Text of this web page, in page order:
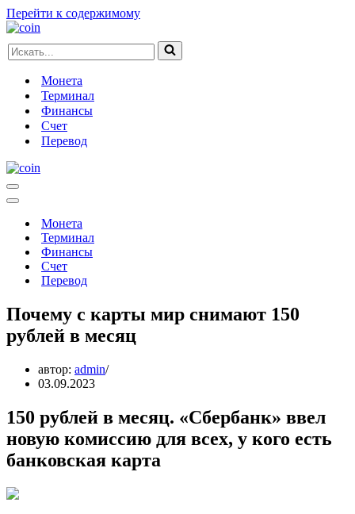
Перейти к содержимому
Искать...
Монета
Терминал
Финансы
Счет
Перевод
Меню
навигации
Меню
навигацииМонета
Терминал
Финансы
Счет
Перевод
Почему с карты мир снимают 150
рублей в месяц
автор: admin
03.09.2023
150 рублей в месяц. «Сбербанк» ввел
новую комиссию для всех, у кого есть
банковская карта